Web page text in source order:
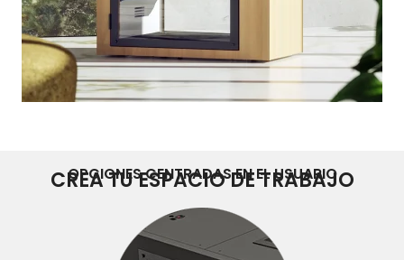
OPCIONES CENTRADAS EN EL USUARIO
CREA TU ESPACIO DE TRABAJO